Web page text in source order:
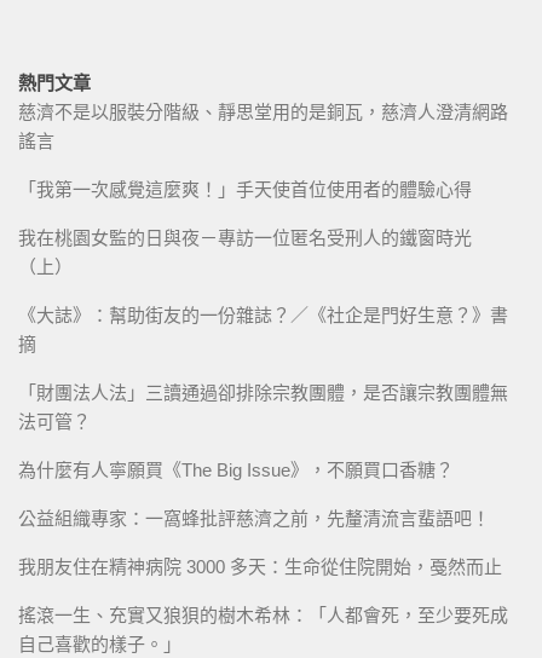
熱門文章
慈濟不是以服裝分階級、靜思堂用的是銅瓦，慈濟人澄清網路
謠言
「我第一次感覺這麼爽！」手天使首位使用者的體驗心得
我在桃園女監的日與夜－專訪一位匿名受刑人的鐵窗時光
（上）
《大誌》：幫助街友的一份雜誌？／《社企是門好生意？》書
摘
「財團法人法」三讀通過卻排除宗教團體，是否讓宗教團體無
法可管？
為什麼有人寧願買《The Big Issue》，不願買口香糖？
公益組織專家：一窩蜂批評慈濟之前，先釐清流言蜚語吧！
我朋友住在精神病院 3000 多天：生命從住院開始，戞然而止
搖滾一生、充實又狼狽的樹木希林：「人都會死，至少要死成
自己喜歡的樣子。」